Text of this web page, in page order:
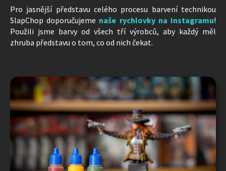
Pro jasnější představu celého procesu barvení technikou
SlapChop doporučujeme naše rychlovky na Instagramu!
Použili jsme barvy od všech tří výrobců, aby každý měl
zhruba představu o tom, co od nich čekat.